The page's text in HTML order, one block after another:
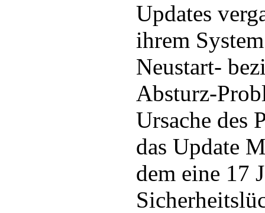
Updates
ihrem
Neustart-
Absturz-
Ursache des
das Update
dem eine 17